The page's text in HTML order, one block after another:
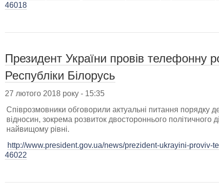
46018
Президент України провів телефонну
Республіки Білорусь
27 лютого 2018 року - 15:35
Співрозмовники обговорили актуальні питання порядку
відносин, зокрема розвиток двостороннього політичного
найвищому рівні.
http://www.president.gov.ua/news/prezident-ukrayini-proviv-
46022